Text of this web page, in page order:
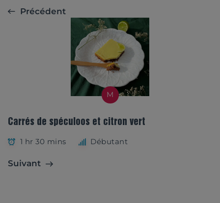
Précédent
M
Carrés de spéculoos et citron vert
1 hr 30 mins Débutant
Suivant